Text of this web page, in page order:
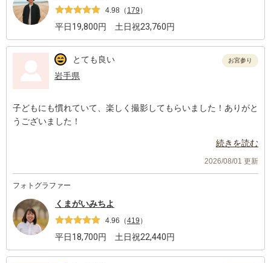
4.98 （ 179 ）
平日19,800円 土日祝23,760円
とても良い
岩手県
お宮参り
子どもにも慣れていて、楽しく撮影してもらいました！ありがと
うございました！
続きを読む
2026/08/01 更新
フォトグラファー
くまがいみちよ
4.96 （419 ）
平日18,700円 土日祝22,440円